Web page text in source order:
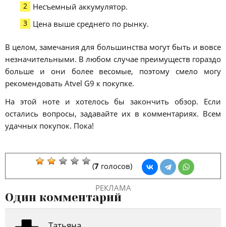
Несъемный аккумулятор.
Цена выше среднего по рынку.
В целом, замечания для большинства могут быть и вовсе
незначительными. В любом случае преимуществ гораздо
больше и они более весомые, поэтому смело могу
рекомендовать Atvel G9 к покупке.
На этой ноте и хотелось бы закончить обзор. Если
остались вопросы, задавайте их в комментариях. Всем
удачных покупок. Пока!
(7 голосов)
РЕКЛАМА
Один комментарий